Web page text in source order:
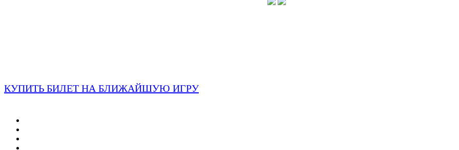
КУПИТЬ БИЛЕТ НА БЛИЖАЙШУЮ ИГРУ